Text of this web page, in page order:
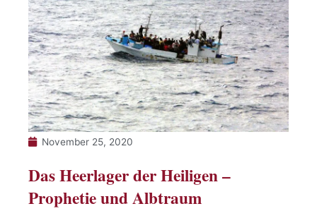
November 25, 2020
Das Heerlager der Heiligen –
Prophetie und Albtraum